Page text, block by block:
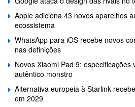
Apple adiciona 43 novos aparelhos
ecossistema
WhatsApp para iOS recebe novos
nas definições
Novos Xiaomi Pad 9: especificações
autêntico monstro
Alternativa europeia à Starlink
em 2029